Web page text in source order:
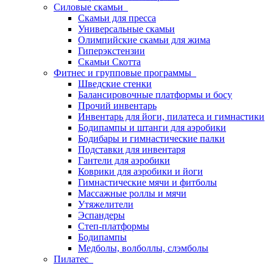
Силовые скамьи
Скамьи для пресса
Универсальные скамьи
Олимпийские скамьи для жима
Гиперэкстензии
Скамьи Скотта
Фитнес и групповые программы
Шведские стенки
Балансировочные платформы и босу
Прочий инвентарь
Инвентарь для йоги, пилатеса и гимнастики
Бодипампы и штанги для аэробики
Бодибары и гимнастические палки
Подставки для инвентаря
Гантели для аэробики
Коврики для аэробики и йоги
Гимнастические мячи и фитболы
Массажные роллы и мячи
Утяжелители
Эспандеры
Степ-платформы
Бодипампы
Медболы, волболлы, слэмболы
Пилатес